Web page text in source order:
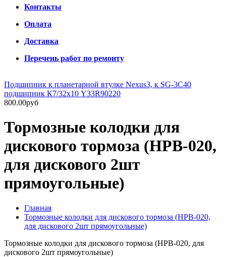
Контакты
Оплата
Доставка
Перечень работ по ремонту
Подшипник к планетарной втулке Nexus3, к SG-3C40
подшипник К7/32х10 Y33R90220
800.00руб
Тормозные колодки для
дискового тормоза (HPB-020,
для дискового 2шт
прямоугольные)
Главная
Тормозные колодки для дискового тормоза (HPB-020,
для дискового 2шт прямоугольные)
Тормозные колодки для дискового тормоза (HPB-020, для
дискового 2шт прямоугольные)